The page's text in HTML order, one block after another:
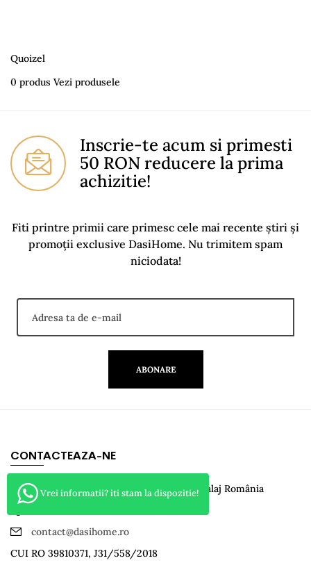
Quoizel
0 produs Vezi produsele
Inscrie-te acum si primesti
50 RON reducere la prima
achizitie!
Fiti printre primii care primesc cele mai recente știri și
promoții exclusive DasiHome. Nu trimitem spam
niciodata!
ABONARE
CONTACTEAZA-NE
Mobila DasiHome Nr.4/A loc. Criseni Salaj România
contact@dasihome.ro
CUI RO 39810371, J31/558/2018
Vrei informatii? iti stam la dispozitie!